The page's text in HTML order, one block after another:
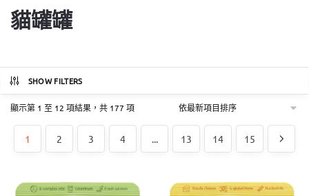
貓罐罐
SHOW FILTERS
顯示第 1 至 12 項結果，共 177 項依
目
序
1 2 3 4 13 14 15